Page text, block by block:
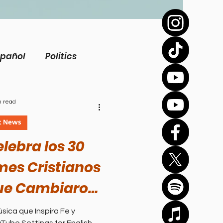
Politics
Health
Sports
los 30
Cristianos
Cambiaron
que Inspira Fe y
News
read